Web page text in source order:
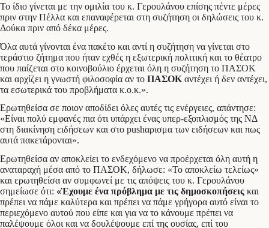
Το ίδιο γίνεται με την ομιλία του κ. Γερουλάνου επίσης πέντε μέρες
πριν στην Πέλλα και επαναφέρεται στη συζήτηση οι δηλώσεις του κ.
Δούκα πριν από δέκα μέρες.
Όλα αυτά γίνονται ένα πακέτο και αντί η συζήτηση να γίνεται στο
τεράστιο ζήτημα που ήταν εχθές η εξωτερική πολιτική και το θέατρο
που παίζεται στο κοινοβούλιο έρχεται όλη η συζήτηση το ΠΑΣΟΚ
και αρχίζει η γνωστή φιλοσοφία αν το ΠΑΣΟΚ αντέχει ή δεν αντέχει,
τα εσωτερικά του προβλήματα κ.ο.κ.».
Ερωτηθείσα σε ποιον αποδίδει όλες αυτές τις ενέργειες, απάντησε:
«Είναι πολύ εμφανές πια ότι υπάρχει ένας υπερ-εξοπλισμός της ΝΔ
στη διακίνηση ειδήσεων και στο pushαρισμα των ειδήσεων και πως
αυτά πακετάρονται».
Ερωτηθείσα αν αποκλείει το ενδεχόμενο να προέρχεται όλη αυτή η
αναταραχή μέσα από το ΠΑΣΟΚ, δήλωσε: «Το αποκλείω τελείως»
και ερωτηθείσα αν συμφωνεί με τις απόψεις του κ. Γερουλάνου
σημείωσε ότι: «Έχουμε ένα πρόβλημα με τις δημοσκοπήσεις και
πρέπει να πάμε καλύτερα και πρέπει να πάμε γρήγορα αυτό είναι το
περιεχόμενο αυτού που είπε και για να το κάνουμε πρέπει να
παλέψουμε όλοι και να δουλέψουμε επί της ουσίας, επί του